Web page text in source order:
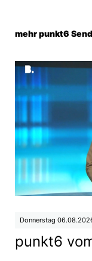
mehr punkt6
Donnerstag
punkt6